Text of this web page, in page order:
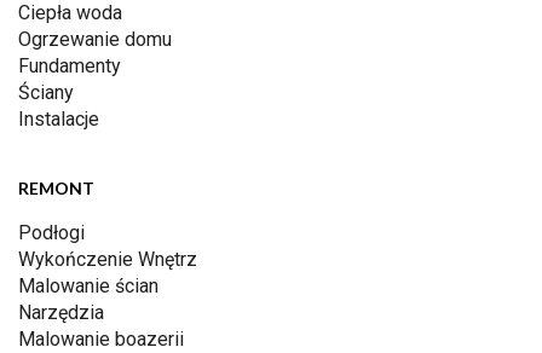
Ciepła woda
Ogrzewanie domu
Fundamenty
Ściany
Instalacje
REMONT
Podłogi
Wykończenie Wnętrz
Malowanie ścian
Narzędzia
Malowanie boazerii